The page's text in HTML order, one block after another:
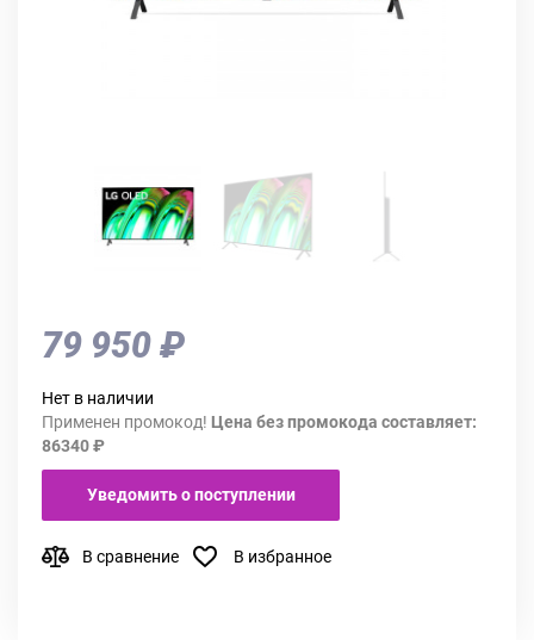
79 950 ₽
Нет в наличии
Применен промокод! Цена без промокода составляет:
86340 ₽
Уведомить о поступлении
В сравнение В избранное